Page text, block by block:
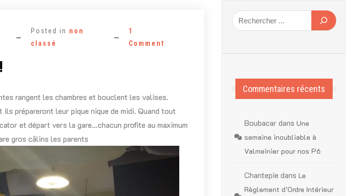
Posted in non
classé
1
Comment
rangent les chambres et bouclent les valises.
prépareront leur pique nique de midi. Quand tout
et départ vers la gare…chacun profite au maximum
gros câlins les parents
Commentaires récents
BoubacardansUne
semaine inoubliable à
Valmeinier pour nos P6
Chantepie dansLe
Règlement d’Ordre Intérieur